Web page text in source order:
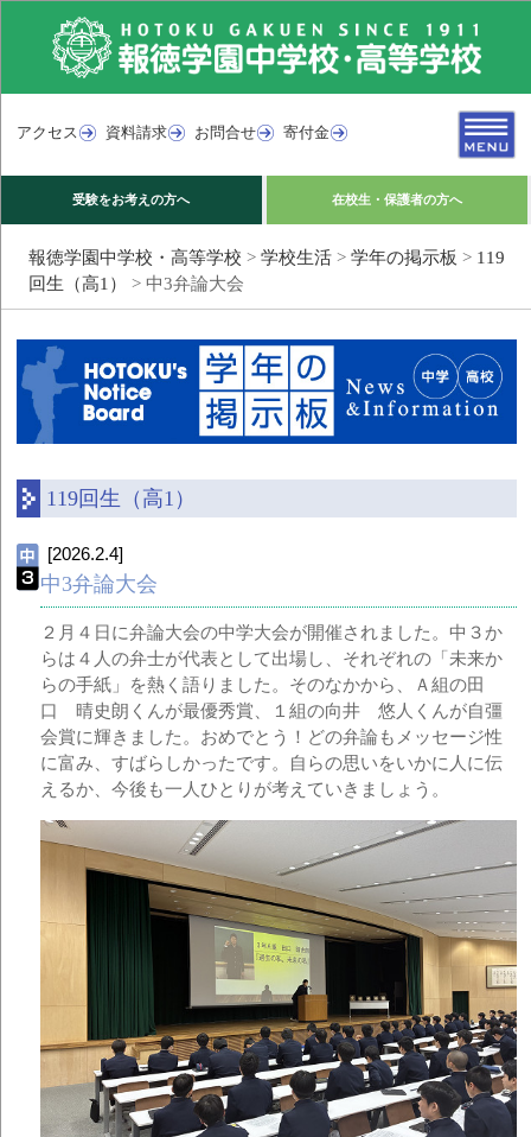
アクセス 資料請求 お問合せ 寄付金
受験をお考えの方へ 在校生・保護者の方へ
報徳学園中学校・高等学校 > 学校生活> 学年の掲示板 > 119
回生（高1）
> 中3弁論大会
119回生（高1）
[2026.2.4]
中3弁論大会
２月４日に弁論大会の中学大会が開催されました。中３か
らは４人の弁士が代表として出場し、それぞれの「未来か
らの手紙」を熱く語りました。そのなかから、Ａ組の田
口 晴史朗くんが最優秀賞、１組の向井 悠人くんが自彊
会賞に輝きました。おめでとう！どの弁論もメッセージ性
に富み、すばらしかったです。自らの思いをいかに人に伝
えるか、今後も一人ひとりが考えていきましょう。